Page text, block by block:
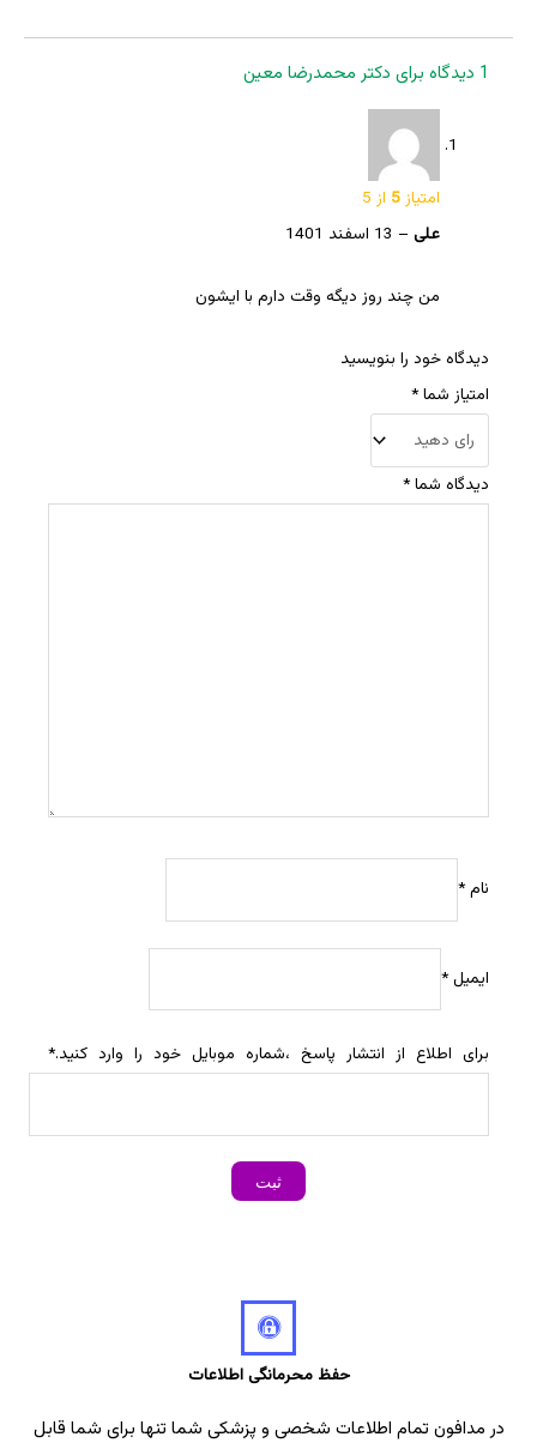
1 دیدگاه برای دکتر محمدرضا معین
امتیاز5 از 5
علی – 13 اسفند 1401
من چند روز دیگه وقت دارم با ایشون
دیدگاه خود را بنویسید
امتیاز شما*
دیدگاه شما*
نام*
ایمیل*
برای اطلاع از انتشار پاسخ ،شماره موبایل خود را وارد کنید.*
حفظ محرمانگی اطلاعات
در مدافون تمام اطلاعات شخصی و پزشکی شما تنها برای شما قابل